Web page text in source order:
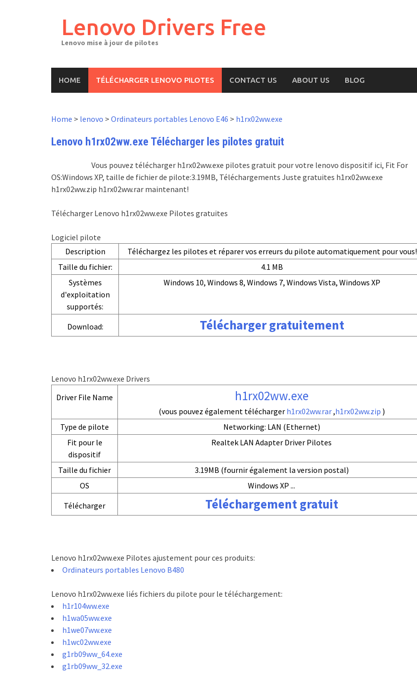
Lenovo Drivers Free
Lenovo mise à jour de pilotes
HOME TÉLÉCHARGER LENOVO PILOTES CONTACT US ABOUT US BLOG
Home > lenovo > Ordinateurs portables Lenovo E46 > h1rx02ww.exe
Lenovo h1rx02ww.exe Télécharger les pilotes gratuit
Vous pouvez télécharger h1rx02ww.exe pilotes gratuit pour votre lenovo dispositif ici, Fit For
OS:Windows XP, taille de fichier de pilote:3.19MB, Téléchargements Juste gratuites h1rx02ww.exe
h1rx02ww.zip h1rx02ww.rar maintenant!
Télécharger Lenovo h1rx02ww.exe Pilotes gratuites
Logiciel pilote
Description
Téléchargez les pilotes et réparer vos erreurs du pilote automatiquement pour vous!
Taille du fichier:
4.1 MB
Systèmes
d'exploitation
supportés:
Windows 10, Windows 8, Windows 7, Windows Vista, Windows XP
Download: Télécharger gratuitement
Lenovo h1rx02ww.exe Drivers
Driver File Name
h1rx02ww.exe
(vous pouvez également télécharger h1rx02ww.rar,h1rx02ww.zip )
Type de pilote
Networking: LAN (Ethernet)
Fit pour le
dispositif
Realtek LAN Adapter Driver Pilotes
Taille du fichier
3.19MB (fournir également la version postal)
OS
Windows XP ...
Télécharger
Téléchargement gratuit
Lenovo h1rx02ww.exe Pilotes ajustement pour ces produits:
Ordinateurs portables Lenovo B480
Lenovo h1rx02ww.exe liés fichiers du pilote pour le téléchargement:
h1r104ww.exe
h1wa05ww.exe
h1we07ww.exe
h1wc02ww.exe
g1rb09ww_64.exe
g1rb09ww_32.exe